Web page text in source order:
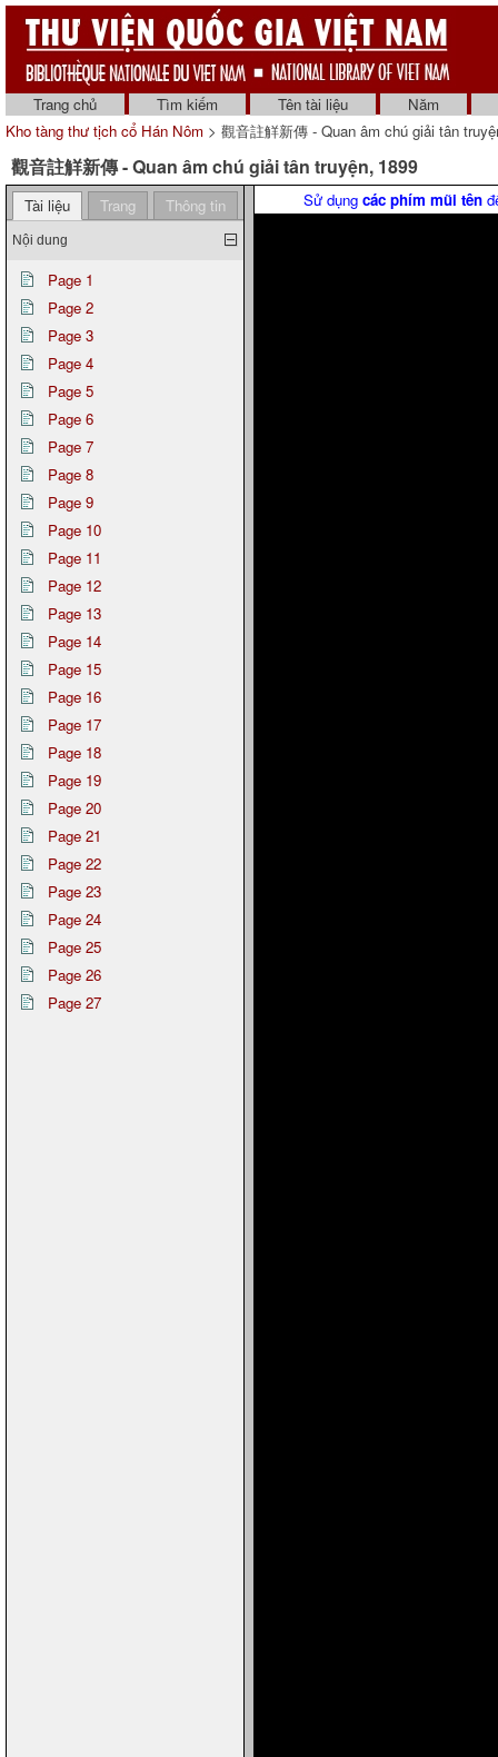
Trang chủ Tìm kiếm Tên tài liệu
Năm
Kho tàng thư tịch cổ Hán Nôm > 觀音註觧新傳 - Quan âm chú giải tân
觀音註觧新傳 - Quan âm chú giải tân truyện, 1899
Tài liệu Trang Thông tin
Nội dung
Page 1
Page 2
Page 3
Page 4
Page 5
Page 6
Page 7
Page 8
Page 9
Page 10
Page 11
Page 12
Page 13
Page 14
Page 15
Page 16
Page 17
Page 18
Page 19
Page 20
Page 21
Page 22
Page 23
Page 24
Page 25
Page 26
Page 27
Sử dụng các phím mũi tên